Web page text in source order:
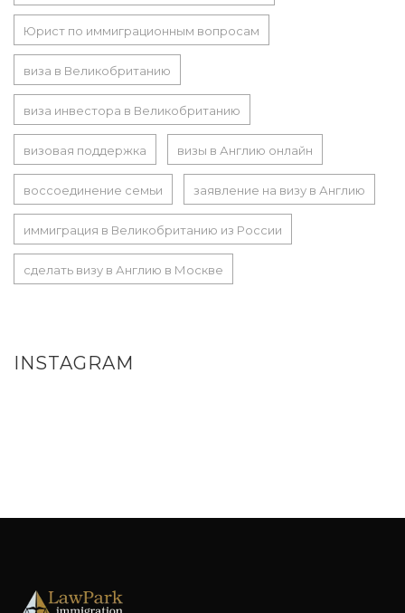
Юрист по иммиграционным вопросам
виза в Великобританию
виза инвестора в Великобританию
визовая поддержка визы в Англию онлайн
воссоединение семьи заявление на визу в Англию
иммиграция в Великобританию из России
сделать визу в Англию в Москве
INSTAGRAM